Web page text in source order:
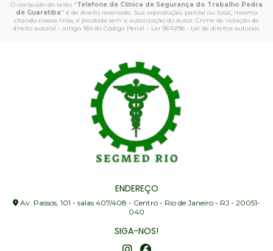
O conteúdo do texto "Telefone de Clínica de Segurança do Trabalho Pedra
de Guaratiba" é de direito reservado. Sua reprodução, parcial ou total, mesmo
citando nossos links, é proibida sem a autorização do autor. Crime de violação de
direito autoral – artigo 184 do Código Penal – Lei 9610/98 - Lei de direitos autorais.
ENDEREÇO
Av. Passos, 101 - salas 407/408 - Centro - Rio de Janeiro - RJ - 20051-
040
SIGA-NOS!